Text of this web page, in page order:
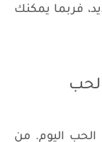
فربما يمكنك
اليوم. من